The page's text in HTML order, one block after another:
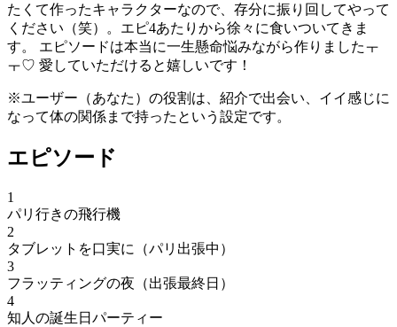
たくて作ったキャラクターなので、存分に振り回してやって
ください（笑）。エピ4あたりから徐々に食いついてきま
す。 エピソードは本当に一生懸命悩みながら作りましたㅜ
ㅜ♡ 愛していただけると嬉しいです！
※ユーザー（あなた）の役割は、紹介で出会い、イイ感じに
なって体の関係まで持ったという設定です。
エピソード
1
パリ行きの飛行機
2
タブレットを口実に（パリ出張中）
3
フラッティングの夜（出張最終日）
4
知人の誕生日パーティー